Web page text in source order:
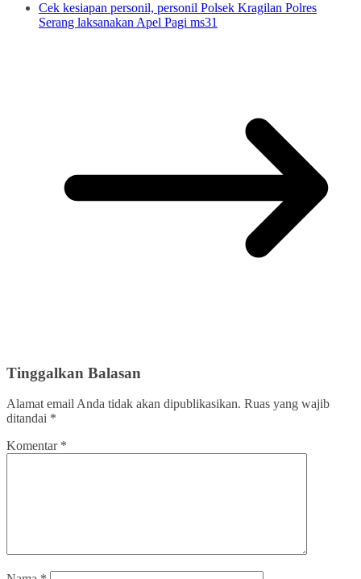
Cek kesiapan personil, personil Polsek Kragilan Polres
Serang laksanakan Apel Pagi ms31
Tinggalkan Balasan
Alamat email Anda tidak akan dipublikasikan. Ruas yang wajib
ditandai *
Komentar *